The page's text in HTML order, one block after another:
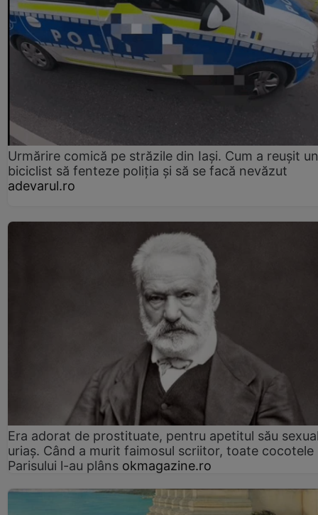
Urmărire comică pe străzile din Iași. Cum a reușit un
biciclist să fenteze poliția și să se facă nevăzut
adevarul.ro
Era adorat de prostituate, pentru apetitul său
uriaș. Când a murit faimosul scriitor, toate cocotele
Parisului l-au plâns okmagazine.ro